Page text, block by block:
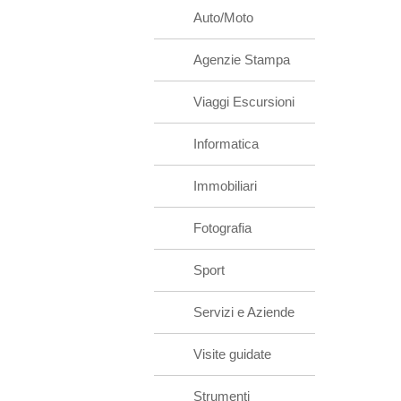
Auto/Moto
Agenzie Stampa
Viaggi Escursioni
Informatica
Immobiliari
Fotografia
Sport
Servizi e Aziende
Visite guidate
Strumenti